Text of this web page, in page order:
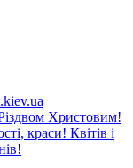
Христовим!
краси! Квітів і